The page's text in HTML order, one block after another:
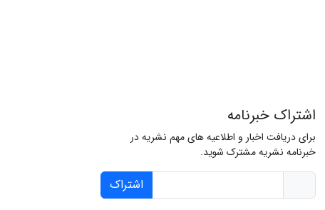
اشتراک خبرنامه
برای دریافت اخبار و اطلاعیه های مهم نشریه در
خبرنامه نشریه مشترک شوید.
اشتراک